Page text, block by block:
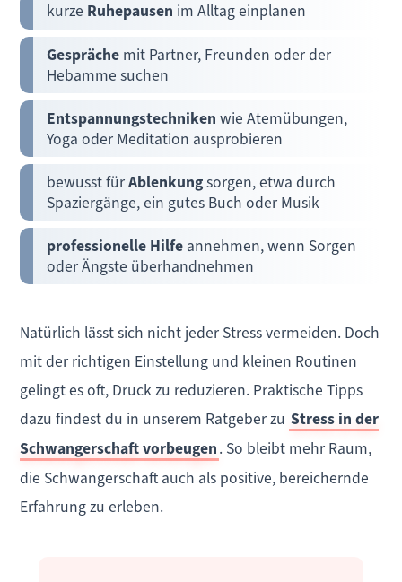
kurze Ruhepausen im Alltag einplanen
Gespräche mit Partner, Freunden oder der
Hebamme suchen
Entspannungstechniken wie Atemübungen,
Yoga oder Meditation ausprobieren
bewusst fürAblenkungsorgen, etwa durch
Spaziergänge, ein gutes Buch oder Musik
professionelle Hilfe annehmen, wenn Sorgen
oder Ängste überhandnehmen
Natürlich lässt sich nicht jeder Stress vermeiden. Doch
mit der richtigen Einstellung und kleinen Routinen
gelingt es oft, Druck zu reduzieren. Praktische Tipps
dazu findest du in unserem Ratgeber zu Stress in der
Schwangerschaft vorbeugen. So bleibt mehr Raum,
die Schwangerschaft auch als positive, bereichernde
Erfahrung zu erleben.